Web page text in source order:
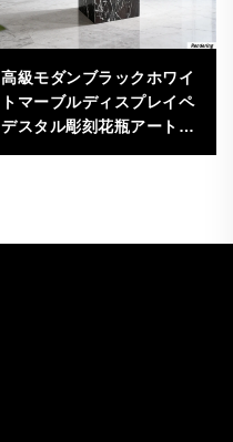
高級モダンブラックホワイ
トマーブルディスプレイペ
デスタル彫刻花瓶アート装